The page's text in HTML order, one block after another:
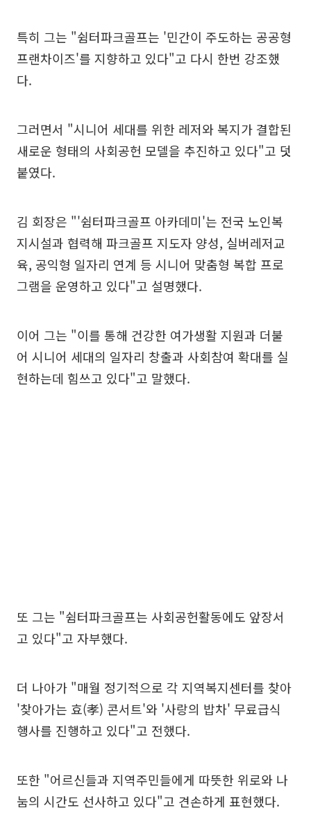
특히 그는 "쉼터파크골프는 '민간이 주도하는 공공형
프랜차이즈'를 지향하고 있다"고 다시 한번 강조했
다.
그러면서 "시니어 세대를 위한 레저와 복지가 결합된
새로운 형태의 사회공헌 모델을 추진하고 있다"고 덧
붙였다.
김 회장은 "'쉼터파크골프 아카데미'는 전국 노인복
지시설과 협력해 파크골프 지도자 양성, 실버레저교
육, 공익형 일자리 연계 등 시니어 맞춤형 복합 프로
그램을 운영하고 있다"고 설명했다.
이어 그는 "이를 통해 건강한 여가생활 지원과 더불
어 시니어 세대의 일자리 창출과 사회참여 확대를 실
현하는데 힘쓰고 있다"고 말했다.
또 그는 "쉼터파크골프는 사회공헌활동에도 앞장서
고 있다"고 자부했다.
더 나아가 "매월 정기적으로 각 지역복지센터를 찾아
'찾아가는 효(孝) 콘서트'와 '사랑의 밥차' 무료급식
행사를 진행하고 있다"고 전했다.
또한 "어르신들과 지역주민들에게 따뜻한 위로와 나
눔의 시간도 선사하고 있다"고 견손하게 표현했다.